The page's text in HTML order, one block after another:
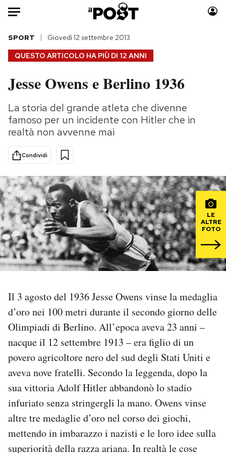
Auto
HOME
Italia
Politica
Tecnologia
Scienza
Economia
Sport
Moda
Consumismi
Altrecose
Mondiali calcio 2026
PODCAST
I MIEI PREFERITI
SHOP
AREA PERSONALE
Area Personale
Newsletter
QUESTO ARTICOLO HA PIÙ DI 12 ANNI
SPORT Giovedì 12 settembre 2013
Jesse Owens e Berlino 1936
La storia del grande atleta che divenne
famoso per un incidente con Hitler che in
realtà non avvenne mai
Condividi
LE
ALTRE
FOTO
Il 3 agosto del 1936 Jesse Owens vinse la medaglia
d’oro nei 100 metri durante il secondo giorno delle
Olimpiadi di Berlino. All’epoca aveva 23 anni –
nacque il 12 settembre 1913 – era figlio di un
povero agricoltore nero del sud degli Stati Uniti e
aveva nove fratelli. Secondo la leggenda, dopo la
sua vittoria Adolf Hitler abbandonò lo stadio
infuriato senza stringergli la mano. Owens vinse
altre tre medaglie d’oro nel corso dei giochi,
mettendo in imbarazzo i nazisti e le loro idee sulla
superiorità della razza ariana. In realtà le cose